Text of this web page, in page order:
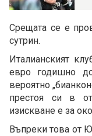
Срещата се е
сутрин.
Италианският
евро годишно
вероятно
престоя си в
изискване е за
Въпреки това от